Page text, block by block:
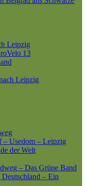
Leipzig
13
Leipzig
– Usedom – Leipzig
der Welt
– Das Grüne Band
– Ein